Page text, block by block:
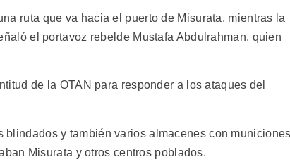
ruta que va hacia el puerto de Misurata, mientras la
el portavoz rebelde Mustafa Abdulrahman, quien
de la OTAN para responder a los ataques del
blindados y también varios almacenes con
Misurata y otros centros poblados.